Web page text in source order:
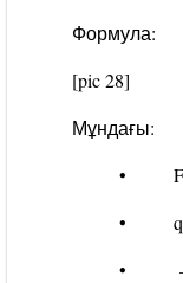
Формула:
[pic 28]
Мұндағы:
• F –
• q –
•